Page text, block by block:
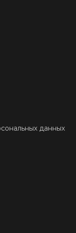
данных